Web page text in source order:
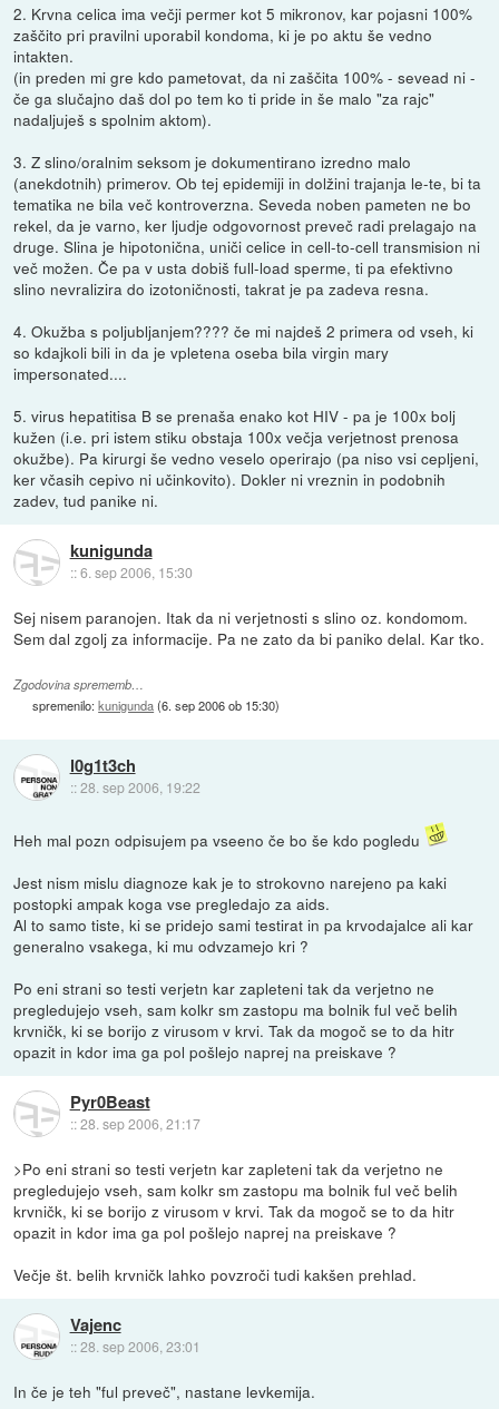
2. Krvna celica ima večji permer kot 5 mikronov, kar pojasni 100%
zaščito pri pravilni uporabil kondoma, ki je po aktu še vedno
intakten.
(in preden mi gre kdo pametovat, da ni zaščita 100% - sevead ni -
če ga slučajno daš dol po tem ko ti pride in še malo "za rajc"
nadaljuješ s spolnim aktom).
3. Z slino/oralnim seksom je dokumentirano izredno malo
(anekdotnih) primerov. Ob tej epidemiji in dolžini trajanja le-te, bi ta
tematika ne bila več kontroverzna. Seveda noben pameten ne bo
rekel, da je varno, ker ljudje odgovornost preveč radi prelagajo na
druge. Slina je hipotonična, uniči celice in cell-to-cell transmision ni
več možen. Če pa v usta dobiš full-load sperme, ti pa efektivno
slino nevralizira do izotoničnosti, takrat je pa zadeva resna.
4. Okužba s poljubljanjem???? če mi najdeš 2 primera od vseh, ki
so kdajkoli bili in da je vpletena oseba bila virgin mary
impersonated....
5. virus hepatitisa B se prenaša enako kot HIV - pa je 100x bolj
kužen (i.e. pri istem stiku obstaja 100x večja verjetnost prenosa
okužbe). Pa kirurgi še vedno veselo operirajo (pa niso vsi cepljeni,
ker včasih cepivo ni učinkovito). Dokler ni vreznin in podobnih
zadev, tud panike ni.
kunigunda
::6. sep 2006, 15:30
Sej nisem paranojen. Itak da ni verjetnosti s slino oz. kondomom.
Sem dal zgolj za informacije. Pa ne zato da bi paniko delal. Kar tko.
Zgodovina sprememb…
spremenilo:kunigunda(6. sep 2006 ob 15:30)
l0g1t3ch
::28. sep 2006, 19:22
Heh mal pozn odpisujem pa vseeno če bo še kdo pogledu
Jest nism mislu diagnoze kak je to strokovno narejeno pa kaki
postopki ampak koga vse pregledajo za aids.
Al to samo tiste, ki se pridejo sami testirat in pa krvodajalce ali kar
generalno vsakega, ki mu odvzamejo kri ?
Po eni strani so testi verjetn kar zapleteni tak da verjetno ne
pregledujejo vseh, sam kolkr sm zastopu ma bolnik ful več belih
krvničk, ki se borijo z virusom v krvi. Tak da mogoč se to da hitr
opazit in kdor ima ga pol pošlejo naprej na preiskave ?
Pyr0Beast
::28. sep 2006, 21:17
>Po eni strani so testi verjetn kar zapleteni tak da verjetno ne
pregledujejo vseh, sam kolkr sm zastopu ma bolnik ful več belih
krvničk, ki se borijo z virusom v krvi. Tak da mogoč se to da hitr
opazit in kdor ima ga pol pošlejo naprej na preiskave ?
Večje št. belih krvničk lahko povzroči tudi kakšen prehlad.
Vajenc
::28. sep 2006, 23:01
In če je teh "ful preveč", nastane levkemija.